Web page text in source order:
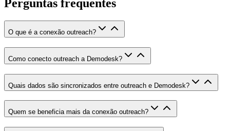
Perguntas frequentes
O que é a conexão outreach?
Como conecto outreach a Demodesk?
Quais dados são sincronizados entre outreach e Demodesk?
Quem se beneficia mais da conexão outreach?